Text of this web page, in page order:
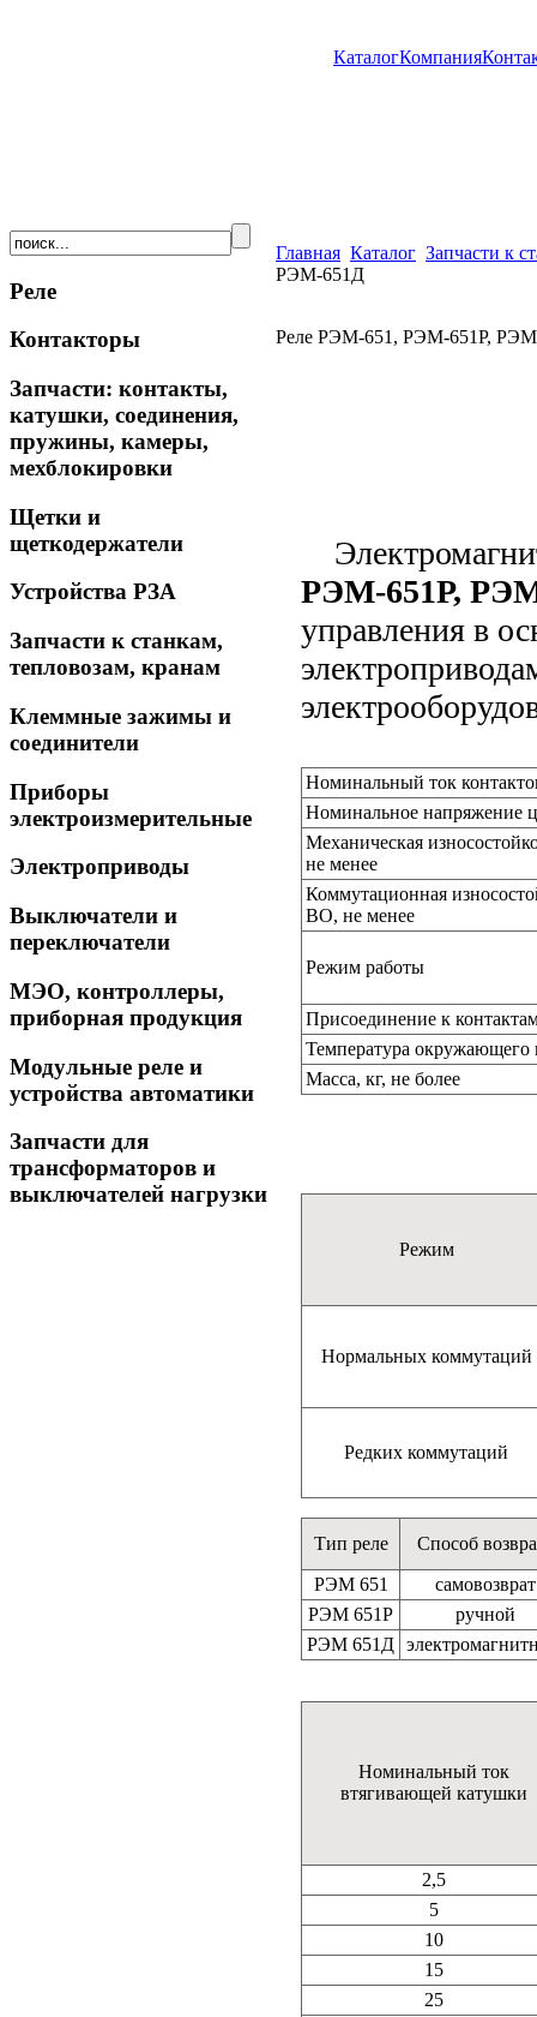
КаталогКомпания
Реле
Контакторы
Запчасти: контакты,
катушки, соединения,
пружины, камеры,
мехблокировки
Щетки и
щеткодержатели
Устройства РЗА
Запчасти к станкам,
тепловозам, кранам
Клеммные зажимы и
соединители
Приборы
электроизмерительные
Электроприводы
Выключатели и
переключатели
МЭО, контроллеры,
приборная продукция
Модульные реле и
устройства автоматики
Запчасти для
трансформаторов и
выключателей нагрузки
Главная Каталог Запчасти к
РЭМ-651Д
Реле РЭМ-651, РЭМ-651Р,
РЭМ-651Р,
управления в
Номинальный ток
Номинальное напряжение
Механическая
не менее
Коммутационная
ВО, не менее
Режим работы
Присоединение к
Температура окружающего
Масса, кг, не более
Режим
Нормальных коммутаций
Редких коммутаций
Тип реле
Способ
РЭМ 651
самовозврат
РЭМ 651Р
ручной
РЭМ 651Д
Номинальный ток
втягивающей катушки
2,5
5
10
15
25